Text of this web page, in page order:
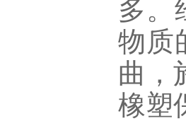
多。
物质
曲，
橡塑